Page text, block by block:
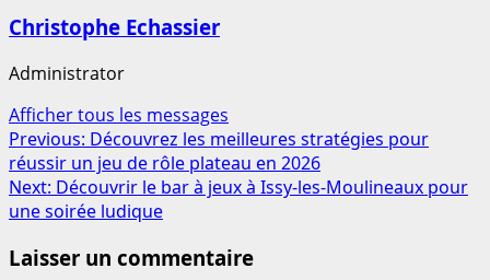
Christophe Echassier
Administrator
Afficher tous les messages
Post
navigation
Previous: Découvrez les meilleures stratégies pour
réussir un jeu de rôle plateau en 2026
Next: Découvrir le bar à jeux à Issy-les-Moulineaux pour
une soirée ludique
Laisser un commentaire